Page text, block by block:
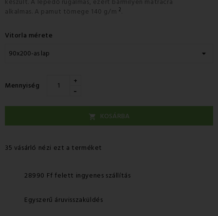
alkalmas. A pamut tömege 140 g/m 2
Vitorla mérete
Mennyiség +
-
 KOSÁRBA
35 vásárló nézi ezt a terméket
28990 Ff felett ingyenes szállítás
Egyszerű áruvisszaküldés